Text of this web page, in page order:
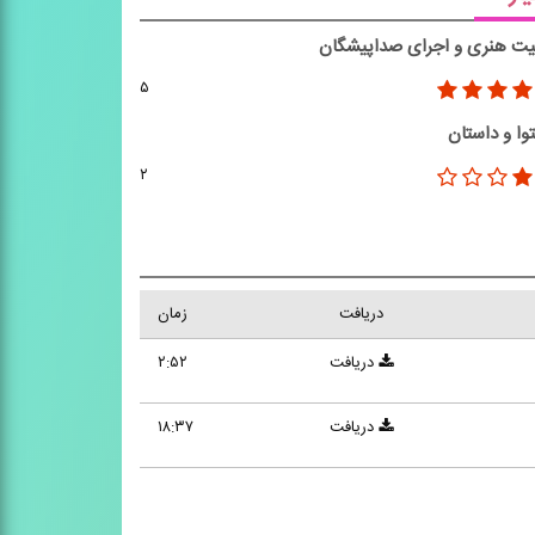
هنری و اجرای صداپیشگان
۵
و داستان
۲
زمان
دریافت
۲:۵۲ دریافت
۱۸:۳۷ دریافت